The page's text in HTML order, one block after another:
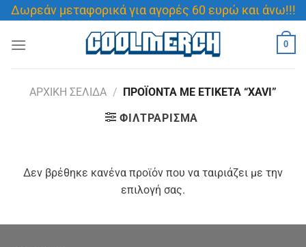
Μετάβαση
στο
περιεχόμενο
Δωρεάν μεταφορικά για αγορές 60 ευρώ και άνω!!!
0
ΑΡΧΙΚΉ ΣΕΛΊΔΑ / ΠΡΟΪΌΝΤΑ ΜΕ ΕΤΙΚΈΤΑ “XAVI”
ΦΙΛΤΡΆΡΙΣΜΑ
Δεν βρέθηκε κανένα προϊόν που να ταιριάζει με την
επιλογή σας.